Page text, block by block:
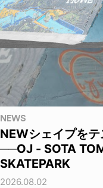
NEWS
NEWシェイプを
──OJ - SOTA
SKATEPARK
2026.08.02